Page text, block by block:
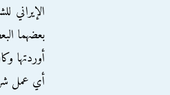
الإيراني
بعضهما
أوردتها
أي عمل